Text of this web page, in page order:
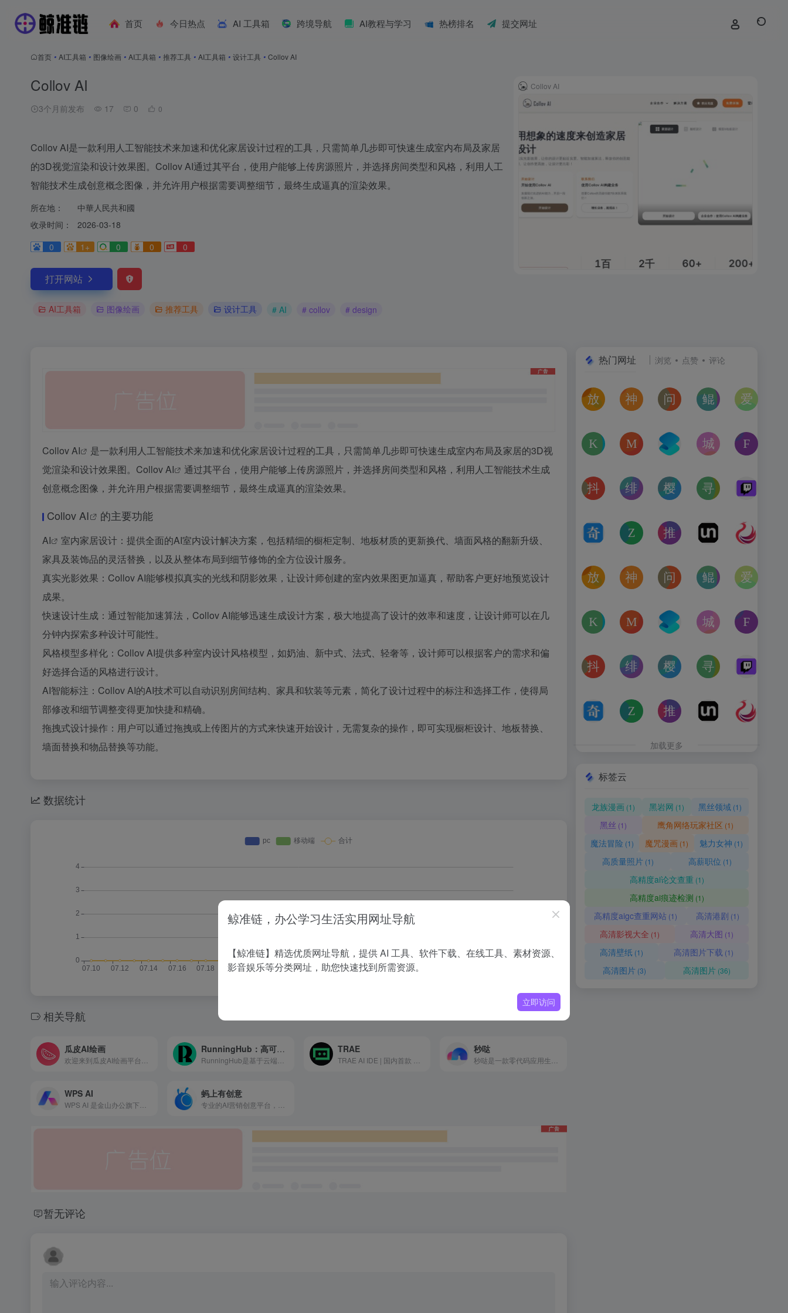
首页 今日热点 AI 工具箱 跨境导航 AI教程与学习 热榜排名 提交网址
首页 • AI工具箱 • 图像绘画 • AI工具箱 • 推荐工具 • AI工具箱 • 设计工具 • Collov AI
Collov AI
3个月前发布 17 0 0
Collov AI是一款利用人工智能技术来加速和优化家居设计过程的工具，只需简单几步即可快速生成室内布局及家居
的3D视觉渲染和设计效果图。Collov AI通过其平台，使用户能够上传房源照片，并选择房间类型和风格，利用人工
智能技术生成创意概念图像，并允许用户根据需要调整细节，最终生成逼真的渲染效果。
所在地：
中華人民共和國
收录时间：
2026-03-18
0
1+ 0 0 0
打开网站
AI工具箱 图像绘画 推荐工具 设计工具 # AI # collov # design
Collov AI
CollovAI
是一款利用人工智能技术来加速和优化家居设计过程的工具，只需简单几步即可快速生成室内布局及家居的3D视
觉渲染和设计效果图。CollovAI
通过其平台，使用户能够上传房源照片，并选择房间类型和风格，利用人工智能技术生成
创意概念图像，并允许用户根据需要调整细节，最终生成逼真的渲染效果。
CollovAI 的主要功能
AI
室内家居设计：提供全面的AI室内设计解决方案，包括精细的橱柜定制、地板材质的更新换代、墙面风格的翻新升级、
家具及装饰品的灵活替换，以及从整体布局到细节修饰的全方位设计服务。
真实光影效果：Collov AI能够模拟真实的光线和阴影效果，让设计师创建的室内效果图更加逼真，帮助客户更好地预览设计
成果。
快速设计生成：通过智能加速算法，Collov AI能够迅速生成设计方案，极大地提高了设计的效率和速度，让设计师可以在几
分钟内探索多种设计可能性。
风格模型多样化：Collov AI提供多种室内设计风格模型，如奶油、新中式、法式、轻奢等，设计师可以根据客户的需求和偏
好选择合适的风格进行设计。
AI智能标注：Collov AI的AI技术可以自动识别房间结构、家具和软装等元素，简化了设计过程中的标注和选择工作，使得局
部修改和细节调整变得更加快捷和精确。
拖拽式设计操作：用户可以通过拖拽或上传图片的方式来快速开始设计，无需复杂的操作，即可实现橱柜设计、地板替换、
墙面替换和物品替换等功能。
数据统计
相关导航
瓜皮AI绘画 RunningHub：高可用性云端ComfyUI，在线创作AI应用 TRAE 秒哒
WPS AI 蚂上有创意
暂无评论
热门网址 浏览 点赞 评论
放屁音乐网
在线免费下载全网MP3付费歌曲
神仙代售
神仙代售，专注于游戏账号交易平台多年
问卷星
免费使用问卷星创建问卷调查
鲲Galgame论坛
一个专注于二次元
kagurafan
游戏补丁分享网站
MCBBS
MCBBS我的世界中文论坛官网入口
转换云
转换云（
城市交通健康榜
高德地图中国主要
抖音课堂
抖音旗下综合学习平台，覆盖抖音、今日头条、西瓜视
绯月论坛
绯月是一个以动漫、游戏、音乐、绘画等为
樱之空动漫
樱之空动漫是一个专为动漫爱
寻宝天行
完美世界官方授权
奇书网
TXT电子书免费下载,TXT全集下载,小说TXT下载,全本完
Zoom Earth
Zoom Earth风暴追踪器，实时天气和卫星图
推次元
推次元a2cy.com(T站)是以
Unblast – 免费
Unblast是免费设
放屁音乐网
在线免费下载全网MP3付费歌曲
神仙代售
神仙代售，专注于游戏账号交易平台多年
问卷星
免费使用问卷星创建问卷调查
鲲Galgame论坛
一个专注于二次元
kagurafan
游戏补丁分享网站
MCBBS
MCBBS我的世界中文论坛官网入口
转换云
转换云（
城市交通健康榜
高德地图中国主要
抖音课堂
抖音旗下综合学习平台，覆盖抖音、今日头条、西瓜视
绯月论坛
绯月是一个以动漫、游戏、音乐、绘画等为
樱之空动漫
樱之空动漫是一个专为动漫爱
寻宝天行
完美世界官方授权
奇书网
TXT电子书免费下载,TXT全集下载,小说TXT下载,全本完
Zoom Earth
Zoom Earth风暴追踪器，实时天气和卫星图
推次元
推次元a2cy.com(T站)是以
Unblast – 免费
Unblast是免费设
加载更多
标签云
龙族漫画 (1) 黑岩网 (1) 黑丝领域 (1)
黑丝 (1) 鹰角网络玩家社区 (1)
魔法冒险 (1) 魔咒漫画(1) 魅力女神 (1)
高质量照片(1) 高薪职位 (1)
高精度ai论文查重(1)
高精度ai痕迹检测 (1)
高精度aigc查重网站 (1) 高清港剧 (1)
高清影视大全 (1) 高清大图 (1)
高清壁纸 (1) 高清图片下载 (1)
高清图片 (3) 高清图片(36)
鲸准链，办公学习生活实用网址导航
【鲸准链】精选优质网址导航，提供 AI 工具、软件下载、在线工具、素材资源、
影音娱乐等分类网址，助您快速找到所需资源。
立即访问